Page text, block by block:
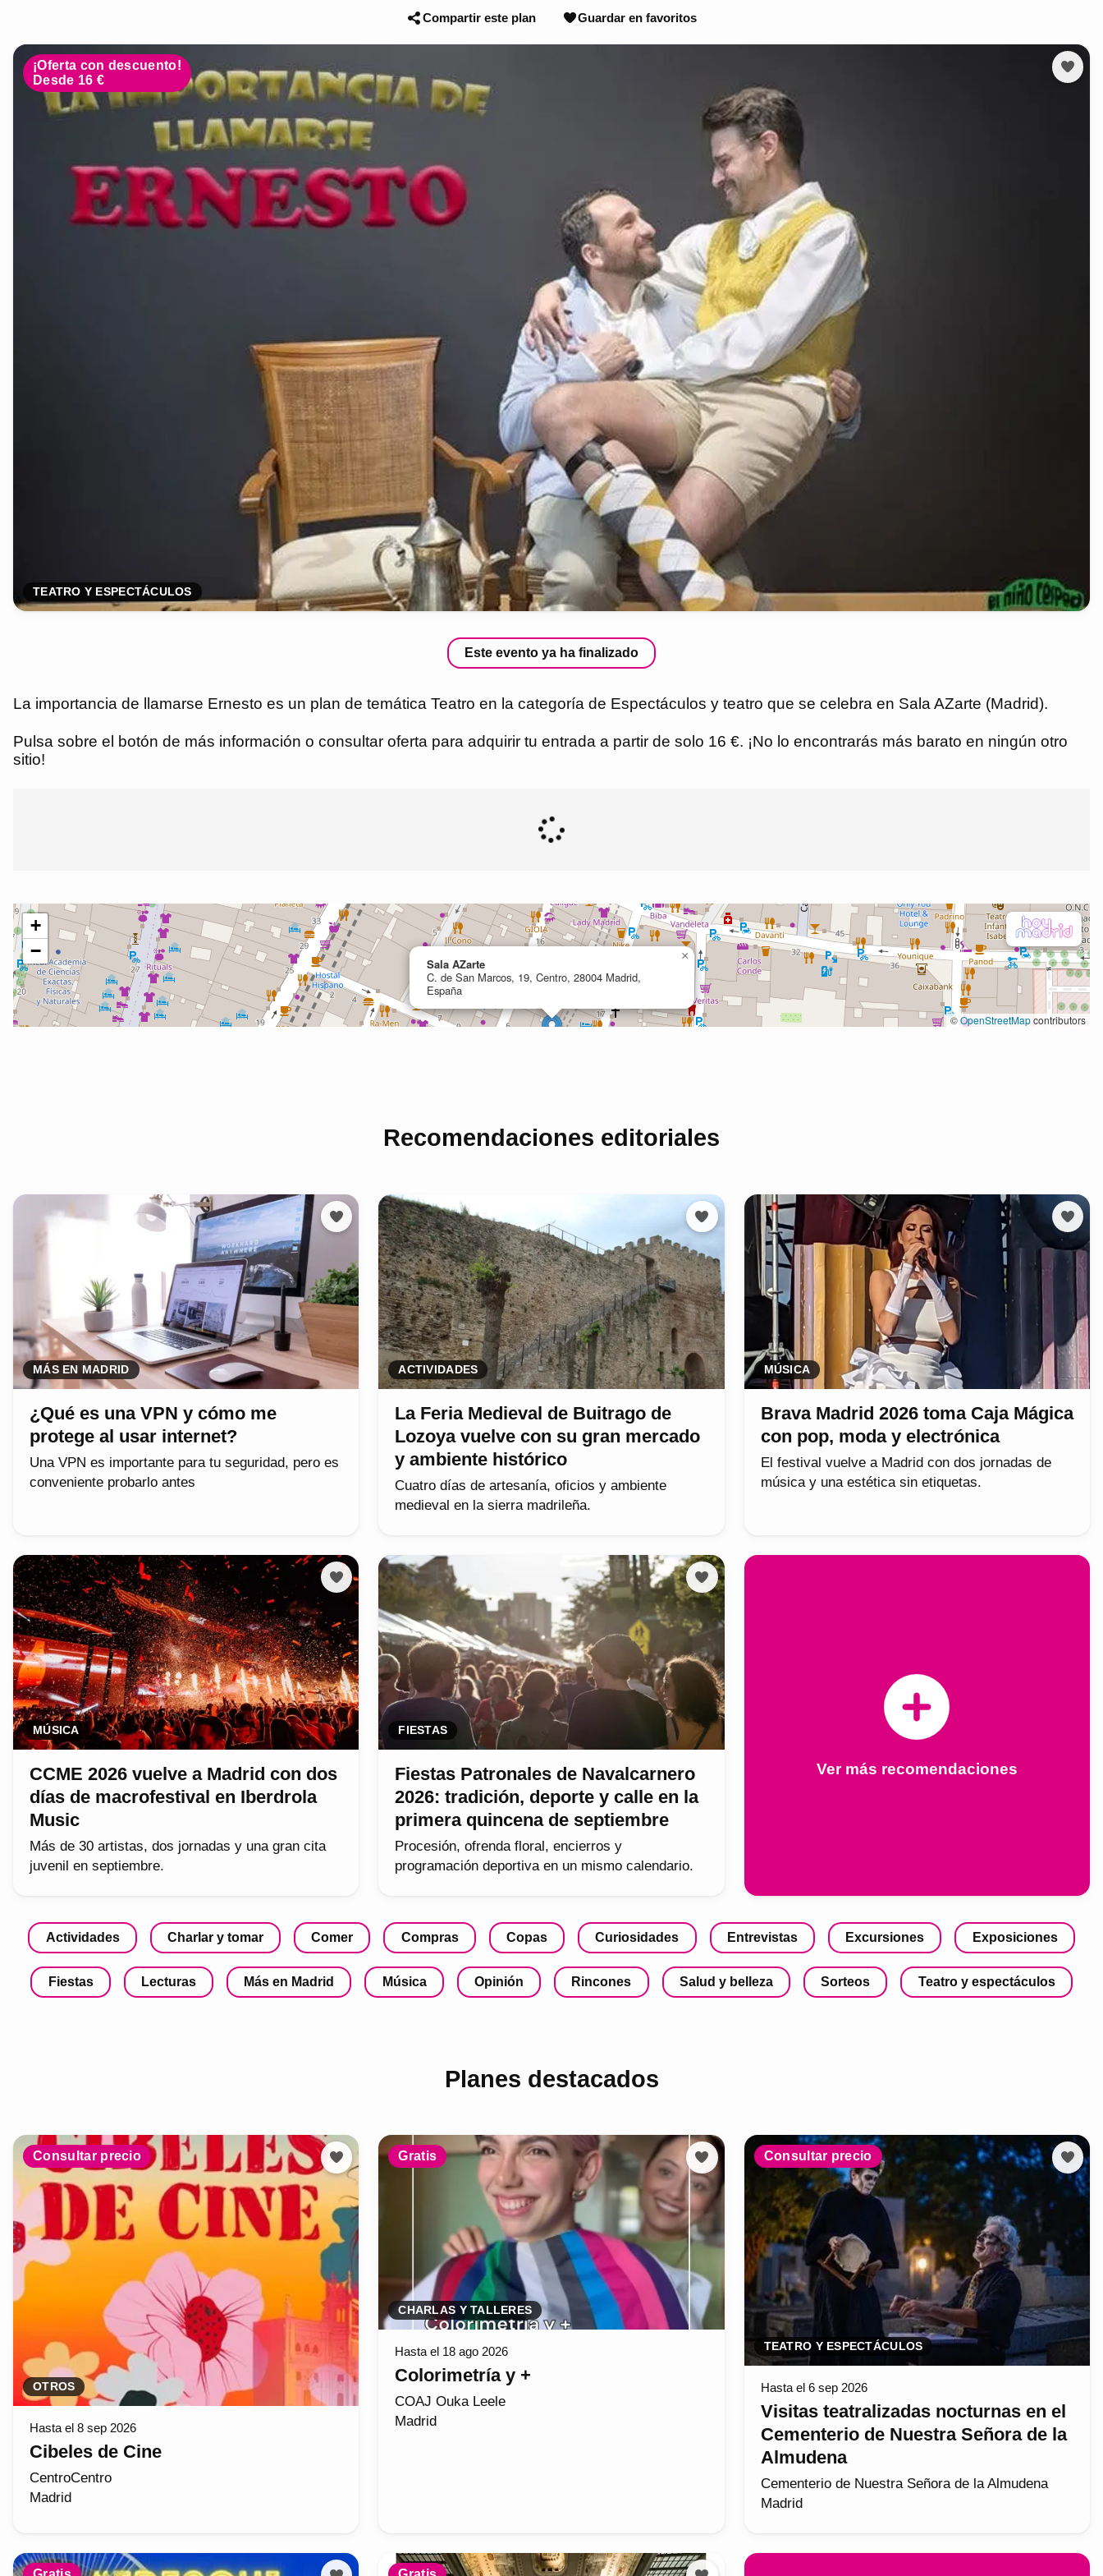
Compartir este plan Guardar en favoritos
¡Oferta con descuento!
Desde 16 €
TEATRO Y ESPECTÁCULOS
Este evento ya ha finalizado
La importancia de llamarse Ernesto es un plan de temática Teatro en la categoría de Espectáculos y teatro que se celebra en Sala AZarte (Madrid).
Pulsa sobre el botón de más información o consultar oferta para adquirir tu entrada a partir de solo 16 €. ¡No lo encontrarás más barato en ningún otro
sitio!
Recomendaciones editoriales
MÁS EN MADRID
¿Qué es una VPN y cómo me
protege al usar internet?
Una VPN es importante para tu seguridad, pero es
conveniente probarlo antes
ACTIVIDADES
La Feria Medieval de Buitrago de
Lozoya vuelve con su gran mercado
y ambiente histórico
Cuatro días de artesanía, oficios y ambiente
medieval en la sierra madrileña.
MÚSICA
Brava Madrid 2026 toma Caja Mágica
con pop, moda y electrónica
El festival vuelve a Madrid con dos jornadas de
música y una estética sin etiquetas.
MÚSICA
CCME 2026 vuelve a Madrid con dos
días de macrofestival en Iberdrola
Music
Más de 30 artistas, dos jornadas y una gran cita
juvenil en septiembre.
FIESTAS
Fiestas Patronales de Navalcarnero
2026: tradición, deporte y calle en la
primera quincena de septiembre
Procesión, ofrenda floral, encierros y
programación deportiva en un mismo calendario.
Ver más recomendaciones
Actividades Charlar y tomar Comer Compras Copas Curiosidades Entrevistas Excursiones Exposiciones
Fiestas Lecturas Más en Madrid Música Opinión Rincones Salud y belleza Sorteos Teatro y espectáculos
Planes destacados
Consultar precio
OTROS
Hasta el 8 sep 2026
Cibeles de Cine
CentroCentro
Madrid
Gratis
CHARLAS Y TALLERES
Hasta el 18 ago 2026
Colorimetría y +
COAJ Ouka Leele
Madrid
Consultar precio
TEATRO Y ESPECTÁCULOS
Hasta el 6 sep 2026
Visitas teatralizadas nocturnas en el
Cementerio de Nuestra Señora de la
Almudena
Cementerio de Nuestra Señora de la Almudena
Madrid